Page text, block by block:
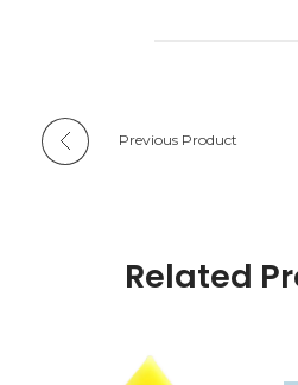
Previous Product
Related